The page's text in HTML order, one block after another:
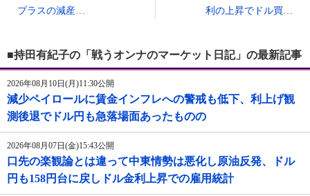
プラスの減産…
利の上昇でドル買…
■持田有紀子の「戦うオンナのマーケット日記」の最新記事
2026年08月10日(月)11:30公開
減少ペイロールに賃金インフレへの警戒も低下、利上げ観
測後退でドル円も急落場面あったものの
2026年08月07日(金)15:43公開
口先の楽観論とは違って中東情勢は悪化し原油反発、ドル
円も158円台に戻しドル金利上昇での雇用統計